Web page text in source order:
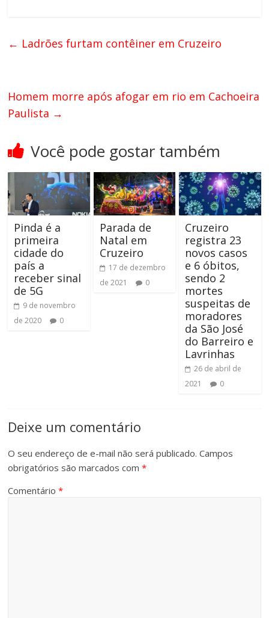
← Ladrões furtam contêiner em Cruzeiro
Homem morre após afogar em rio em Cachoeira
Paulista →
Você pode gostar também
Pinda é a
primeira
cidade do
país a
receber sinal
de 5G
9 de novembro
de 2020
0
Parada de
Natal em
Cruzeiro
17 de dezembro
de 2021
0
Cruzeiro
registra 23
novos casos
e 6 óbitos,
sendo 2
mortes
suspeitas de
moradores
da São José
do Barreiro e
Lavrinhas
26 de abril de
2021
0
Deixe um comentário
O seu endereço de e-mail não será publicado. Campos
obrigatórios são marcados com*
Comentário*